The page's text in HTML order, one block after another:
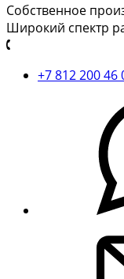
Собственное
Широкий спектр
+7 812 200 46